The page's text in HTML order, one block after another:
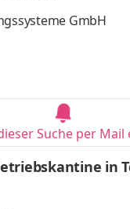
GmbH
Suche per Mail
in